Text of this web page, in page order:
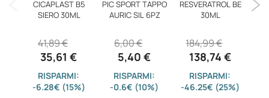
CICAPLAST B5
SIERO 30ML
35,61 €
41,89 €
RISPARMI:
-6.28€ (15%)
PIC SPORT TAPPO
AURIC SIL 6PZ
5,40 €
6,00 €
RISPARMI:
-0.6€ (10%)
RESVERATROL BE
30ML
138,74 €
184,99 €
RISPARMI:
-46.25€ (25%)